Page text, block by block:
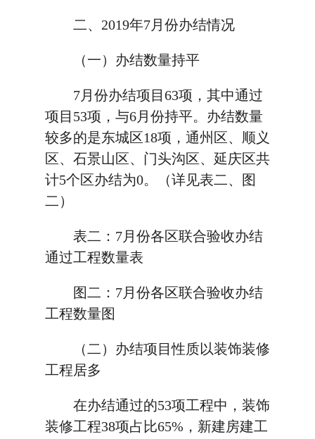
二、2019年7月份办结情况
（一）办结数量持平
7月份办结项目63项，其中通过
项目53项，与6月份持平。办结数量
较多的是东城区18项，通州区、顺义
区、石景山区、门头沟区、延庆区共
计5个区办结为0。（详见表二、图
二）
表二：7月份各区联合验收办结
通过工程数量表
图二：7月份各区联合验收办结
工程数量图
（二）办结项目性质以装饰装修
工程居多
在办结通过的53项工程中，装饰
装修工程38项占比65%，新建房建工